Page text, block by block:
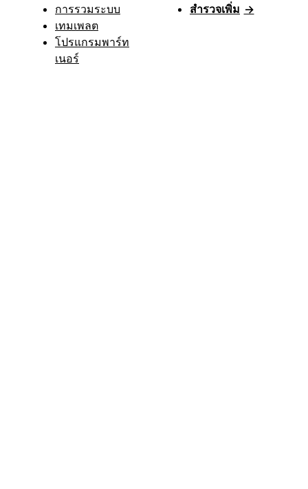
การรวมระบบ
เทมเพลต
โปรแกรมพาร์ท
เนอร์
สำรวจเพิ่ม →